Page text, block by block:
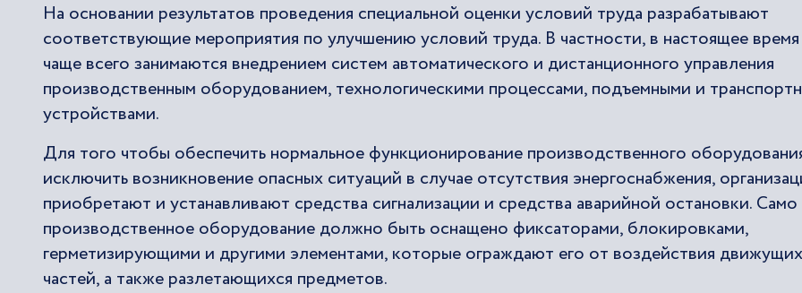
На основании результатов проведения специальной оценки условий труда разрабатывают
соответствующие мероприятия по улучшению условий труда. В частности, в настоящее время
чаще всего занимаются внедрением систем автоматического и дистанционного управления
производственным оборудованием, технологическими процессами, подъемными и
устройствами.
Для того чтобы обеспечить нормальное функционирование производственного
исключить возникновение опасных ситуаций в случае отсутствия энергоснабжения,
приобретают и устанавливают средства сигнализации и средства аварийной остановки. Само
производственное оборудование должно быть оснащено фиксаторами, блокировками,
герметизирующими и другими элементами, которые ограждают его от воздействия
частей, а также разлетающихся предметов.